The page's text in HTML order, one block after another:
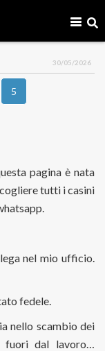
30/05/2026
5
pagina è nata
tutti i casini
nel mio ufficio.
fedele.
nello scambio dei
fuori dal lavoro…